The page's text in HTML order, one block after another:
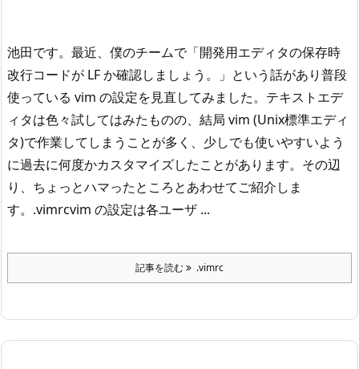
池田です。 最近、僕のチームで「開発用エディタの保存時
改行コードが LF か確認しましょう。」という話があり普段
使っている vim の設定を見直してみました。 テキストエデ
ィタは色々試してはみたものの、結局 vim (Unix標準エディ
タ)で作業してしまうことが多く、 少しでも使いやすいよう
に過去に何度かカスタマイズしたことがあります。 その辺
り、ちょっとハマったところとあわせてご紹介しま
す。 .vimrcvim の設定は各ユーザ ...
記事を読む .vimrc